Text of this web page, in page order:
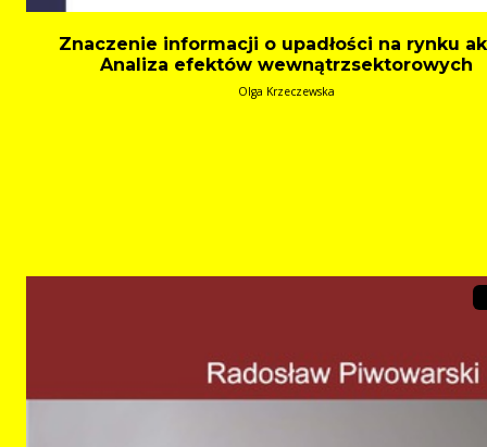
Znaczenie informacji o upadłości na rynku
Analiza efektów wewnątrzsektorowych
Olga Krzeczewska